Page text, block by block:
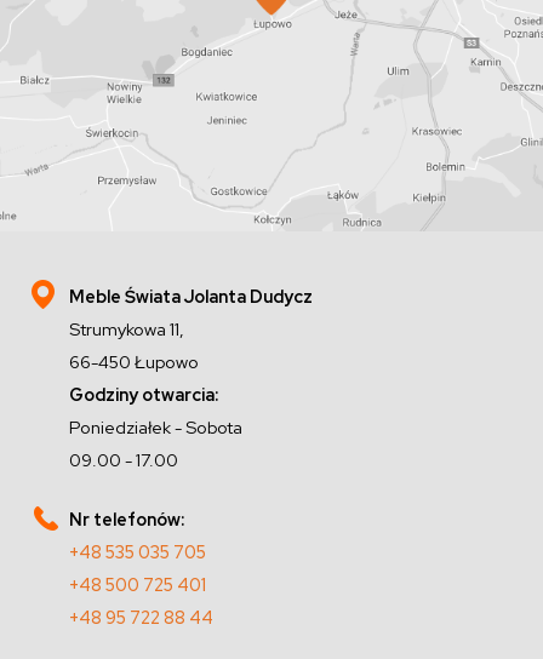
Meble Świata Jolanta Dudycz
Strumykowa 11,
66-450 Łupowo
Godziny otwarcia:
Poniedziałek - Sobota
09.00 - 17.00
Nr telefonów:
+48 535 035 705
+48 500 725 401
+48 95 722 88 44